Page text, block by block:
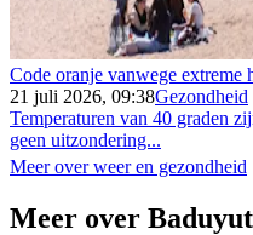
Code oranje vanwege extreme
21 juli 2026, 09:38Gezondheid
Temperaturen van 40 graden
geen uitzondering...
Meer over weer en gezondheid
Meer over Baduyut